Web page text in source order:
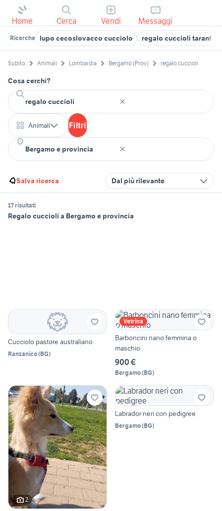
Home Cerca Vendi Messaggi
Ricerche lupo cecoslovacco cucciolo regalo cuccioli taranto
Subito Animali Lombardia Bergamo (Prov) regalo cuccioli
Cosa cerchi?
Animali Filtri
Salva ricerca Dal più rilevante
17 risultati
Regalo cuccioli a Bergamo e provincia
Cucciolo pastore australiano
Ranzanico(BG)
Vetrina
Barboncini nano femmina o
maschio
900 €
Bergamo(BG)
2
Labrador neri con pedigree
Bergamo(BG)